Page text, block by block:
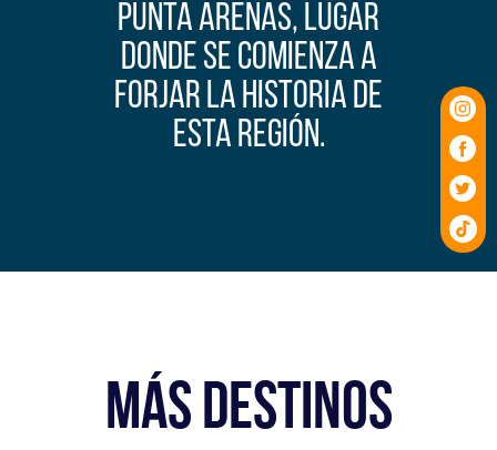
PUNTA ARENAS, LUGAR
DONDE SE COMIENZA A
FORJAR LA HISTORIA DE
ESTA REGIÓN.
MÁS DESTINOS